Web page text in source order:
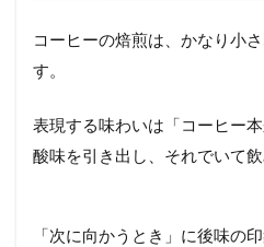
コーヒーの焙煎は、かなり小
す。
表現する味わいは「コーヒー
酸味を引き出し、それでいて
「次に向かうとき」に後味の